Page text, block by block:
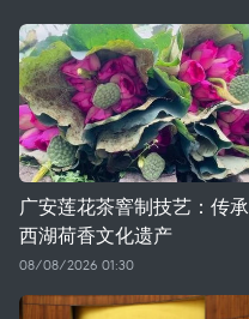
广安莲花茶窨制技艺：传承
西湖荷香文化遗产
08/08/2026 01:30